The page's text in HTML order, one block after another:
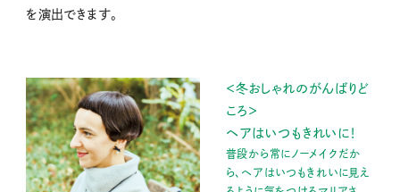
を演出できます。
＜冬おしゃれのがんばりど
ころ＞
ヘアはいつもきれいに！
普段から常にノーメイクだか
ら、ヘアはいつもきれいに見え